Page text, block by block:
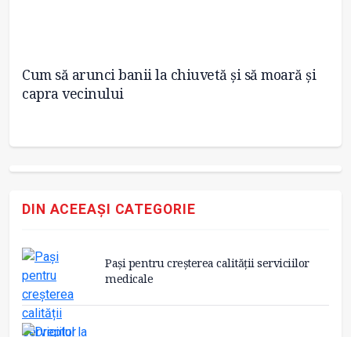
Cum să arunci banii la chiuvetă și să moară și
capra vecinului
DIN ACEEAȘI CATEGORIE
Pași pentru creșterea calității serviciilor
medicale